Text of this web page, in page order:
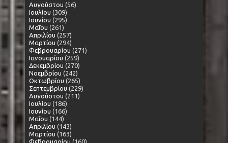
Αυγούστου (56)
Ιουλίου (309)
Ιουνίου (295)
Μαΐου (261)
Απριλίου (257)
Μαρτίου (294)
Φεβρουαρίου (271)
Ιανουαρίου (259)
Δεκεμβρίου (270)
Νοεμβρίου (242)
Οκτωβρίου (265)
Σεπτεμβρίου (229)
Αυγούστου (211)
Ιουλίου (186)
Ιουνίου (166)
Μαΐου (144)
Απριλίου (143)
Μαρτίου (163)
Φεβρουαρίου (160)